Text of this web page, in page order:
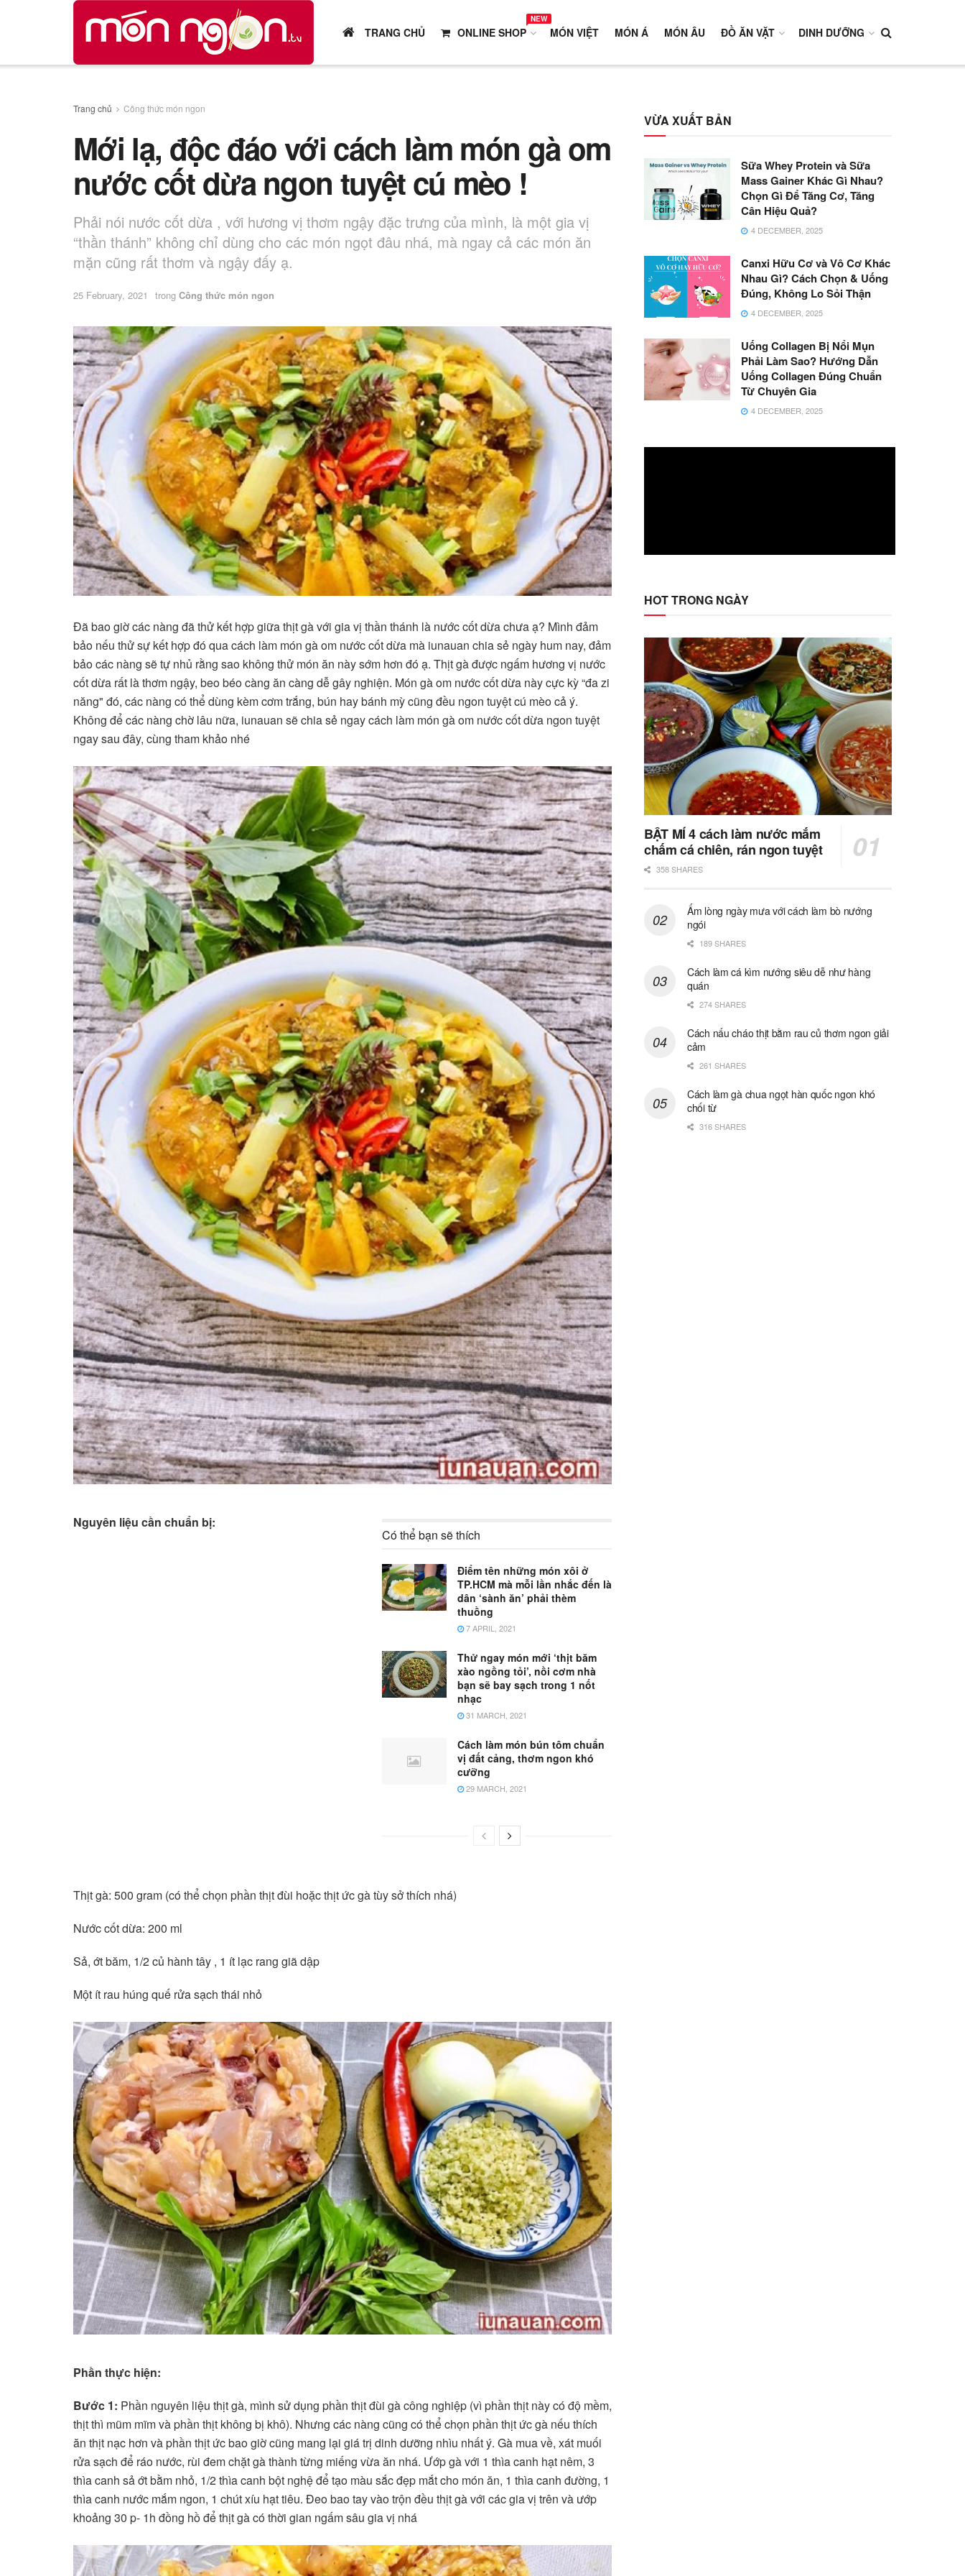
TRANG CHỦ ONLINE SHOP
NEW
MÓN VIỆT MÓN Á MÓN ÂU ĐỒ ĂN VẶT DINH DƯỠNG
Trang chủ Công thức món ngon
Mới lạ, độc đáo với cách làm món gà om
nước cốt dừa ngon tuyệt cú mèo !
Phải nói nước cốt dừa , với hương vị thơm ngậy đặc trưng của mình, là một gia vị
“thần thánh” không chỉ dùng cho các món ngọt đâu nhá, mà ngay cả các món ăn
mặn cũng rất thơm và ngậy đấy ạ.
25 February, 2021 trong Công thức món ngon
Đã bao giờ các nàng đã thử kết hợp giữa thịt gà với gia vị thần thánh là nước cốt dừa chưa ạ? Mình đảm
bảo nếu thử sự kết hợp đó qua cách làm món gà om nước cốt dừa mà iunauan chia sẻ ngày hum nay, đảm
bảo các nàng sẽ tự nhủ rằng sao không thử món ăn này sớm hơn đó ạ. Thịt gà được ngấm hương vị nước
cốt dừa rất là thơm ngậy, beo béo càng ăn càng dễ gây nghiện. Món gà om nước cốt dừa này cực kỳ “đa zi
năng" đó, các nàng có thể dùng kèm cơm trắng, bún hay bánh mỳ cũng đều ngon tuyệt cú mèo cả ý.
Không để các nàng chờ lâu nữa, iunauan sẽ chia sẻ ngay cách làm món gà om nước cốt dừa ngon tuyệt
ngay sau đây, cùng tham khảo nhé
Có thể bạn sẽ thích
Điểm tên những món xôi ở
TP.HCM mà mỗi lần nhắc đến là
dân ‘sành ăn’ phải thèm
thuồng
7 APRIL, 2021
Thử ngay món mới ‘thịt băm
xào ngồng tỏi’, nồi cơm nhà
bạn sẽ bay sạch trong 1 nốt
nhạc
31 MARCH, 2021
Cách làm món bún tôm chuẩn
vị đất cảng, thơm ngon khó
cưỡng
29 MARCH, 2021
Nguyên liệu cần chuẩn bị:
Thịt gà: 500 gram (có thể chọn phần thịt đùi hoặc thịt ức gà tùy sở thích nhá)
Nước cốt dừa: 200 ml
Sả, ớt băm, 1/2 củ hành tây , 1 ít lạc rang giã dập
Một ít rau húng quế rửa sạch thái nhỏ
Phần thực hiện:
Bước 1: Phần nguyên liệu thịt gà, mình sử dụng phần thịt đùi gà công nghiệp (vì phần thịt này có độ mềm,
thịt thì mũm mĩm và phần thịt không bị khô). Nhưng các nàng cũng có thể chọn phần thịt ức gà nếu thích
ăn thịt nạc hơn và phần thịt ức bao giờ cũng mang lại giá trị dinh dưỡng nhìu nhất ý. Gà mua về, xát muối
rửa sạch để ráo nước, rùi đem chặt gà thành từng miếng vừa ăn nhá. Ướp gà với 1 thìa canh hạt nêm, 3
thìa canh sả ớt bằm nhỏ, 1/2 thìa canh bột nghệ để tạo màu sắc đẹp mắt cho món ăn, 1 thìa canh đường, 1
thìa canh nước mắm ngon, 1 chút xíu hạt tiêu. Đeo bao tay vào trộn đều thịt gà với các gia vị trên và ướp
khoảng 30 p- 1h đồng hồ để thịt gà có thời gian ngấm sâu gia vị nhá
VỪA XUẤT BẢN
Sữa Whey Protein và Sữa
Mass Gainer Khác Gì Nhau?
Chọn Gì Để Tăng Cơ, Tăng
Cân Hiệu Quả?
4 DECEMBER, 2025
Canxi Hữu Cơ và Vô Cơ Khác
Nhau Gì? Cách Chọn & Uống
Đúng, Không Lo Sỏi Thận
4 DECEMBER, 2025
Uống Collagen Bị Nổi Mụn
Phải Làm Sao? Hướng Dẫn
Uống Collagen Đúng Chuẩn
Từ Chuyên Gia
4 DECEMBER, 2025
HOT TRONG NGÀY
BẬT MÍ 4 cách làm nước mắm
chấm cá chiên, rán ngon tuyệt
358 SHARES
Ấm lòng ngày mưa với cách làm bò nướng
ngói
189 SHARES
Cách làm cá kìm nướng siêu dễ như hàng
quán
274 SHARES
Cách nấu cháo thịt bằm rau củ thơm ngon giải
cảm
261 SHARES
Cách làm gà chua ngọt hàn quốc ngon khó
chối từ
316 SHARES